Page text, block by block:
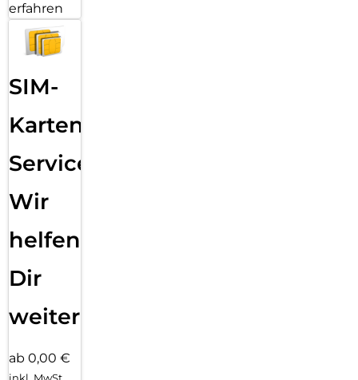
erfahren
SIM-
Karten
Service:
Wir
helfen
Dir
weiter
ab 0,00 €
inkl. MwSt.